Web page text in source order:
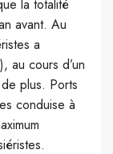
la totalité
avant. Au
a
au cours d’un
plus. Ports
conduise à